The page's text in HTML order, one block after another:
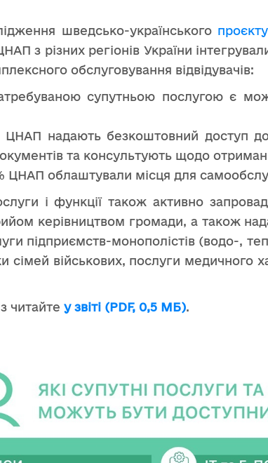
шведсько-українського
з різних регіонів України
обслуговування відвідувачів:
супутньою послугою є
надають безкоштовний доступ
та консультують щодо
ЦНАП облаштували місця для
і функції також активно
керівництвом громади, а також
підприємств-монополістів (водо-,
сімей військових, послуги
читайте у звіті (PDF, 0,5 МБ).